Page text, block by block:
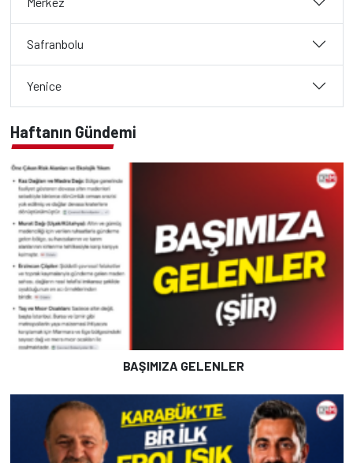
Safranbolu
Yenice
Haftanın Gündemi
BAŞIMIZA GELENLER